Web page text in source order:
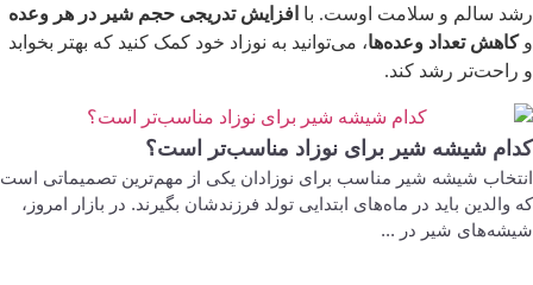
رشد سالم و سلامت اوست. با افزایش تدریجی حجم شیر در هر وعده
وکاهش تعداد وعده‌ها، می‌توانید به نوزاد خود کمک کنید که بهتر بخوابد
و راحت‌تر رشد کند.
کدام شیشه شیر برای نوزاد مناسب‌تر است؟
انتخاب شیشه شیر مناسب برای نوزادان یکی از مهم‌ترین تصمیماتی است
که والدین باید در ماه‌های ابتدایی تولد فرزندشان بگیرند. در بازار امروز،
شیشه‌های شیر در ...